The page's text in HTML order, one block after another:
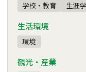
学校・教育 生涯
生活環境
環境
観光・産業